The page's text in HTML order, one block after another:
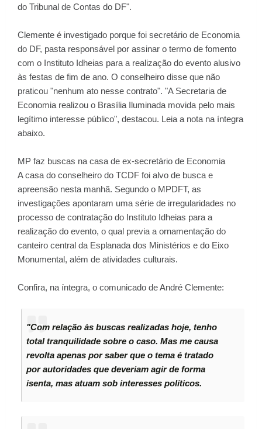
do Tribunal de Contas do DF".
Clemente é investigado porque foi secretário de Economia
do DF, pasta responsável por assinar o termo de fomento
com o Instituto Idheias para a realização do evento alusivo
às festas de fim de ano. O conselheiro disse que não
praticou "nenhum ato nesse contrato". "A Secretaria de
Economia realizou o Brasília Iluminada movida pelo mais
legítimo interesse público", destacou. Leia a nota na íntegra
abaixo.
MP faz buscas na casa de ex-secretário de Economia
A casa do conselheiro do TCDF foi alvo de busca e
apreensão nesta manhã. Segundo o MPDFT, as
investigações apontaram uma série de irregularidades no
processo de contratação do Instituto Idheias para a
realização do evento, o qual previa a ornamentação do
canteiro central da Esplanada dos Ministérios e do Eixo
Monumental, além de atividades culturais.
Confira, na íntegra, o comunicado de André Clemente:
"Com relação às buscas realizadas hoje, tenho
total tranquilidade sobre o caso. Mas me causa
revolta apenas por saber que o tema é tratado
por autoridades que deveriam agir de forma
isenta, mas atuam sob interesses políticos.